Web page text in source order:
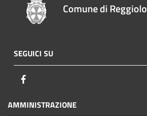
Comune di Reggiolo
SEGUICI SU
AMMINISTRAZIONE